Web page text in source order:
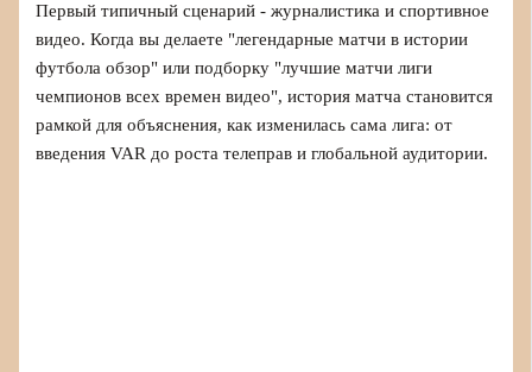
Первый типичный сценарий - журналистика и спортивное
видео. Когда вы делаете "легендарные матчи в истории
футбола обзор" или подборку "лучшие матчи лиги
чемпионов всех времен видео", история матча становится
рамкой для объяснения, как изменилась сама лига: от
введения VAR до роста телеправ и глобальной аудитории.